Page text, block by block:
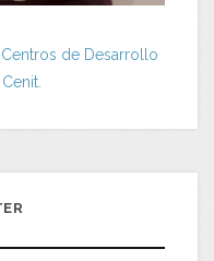
de Desarrollo